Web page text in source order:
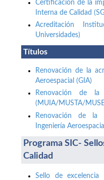
Certificación de la
Interna de Calidad
Acreditación
Universidades)
Títulos
Renovación de la
Aeroespacial (GIA)
Renovación de
(MUIA/MUSTA/
Renovación de la
Ingeniería Aeroespacial
Programa SIC-
Calidad
Sello de excelencia